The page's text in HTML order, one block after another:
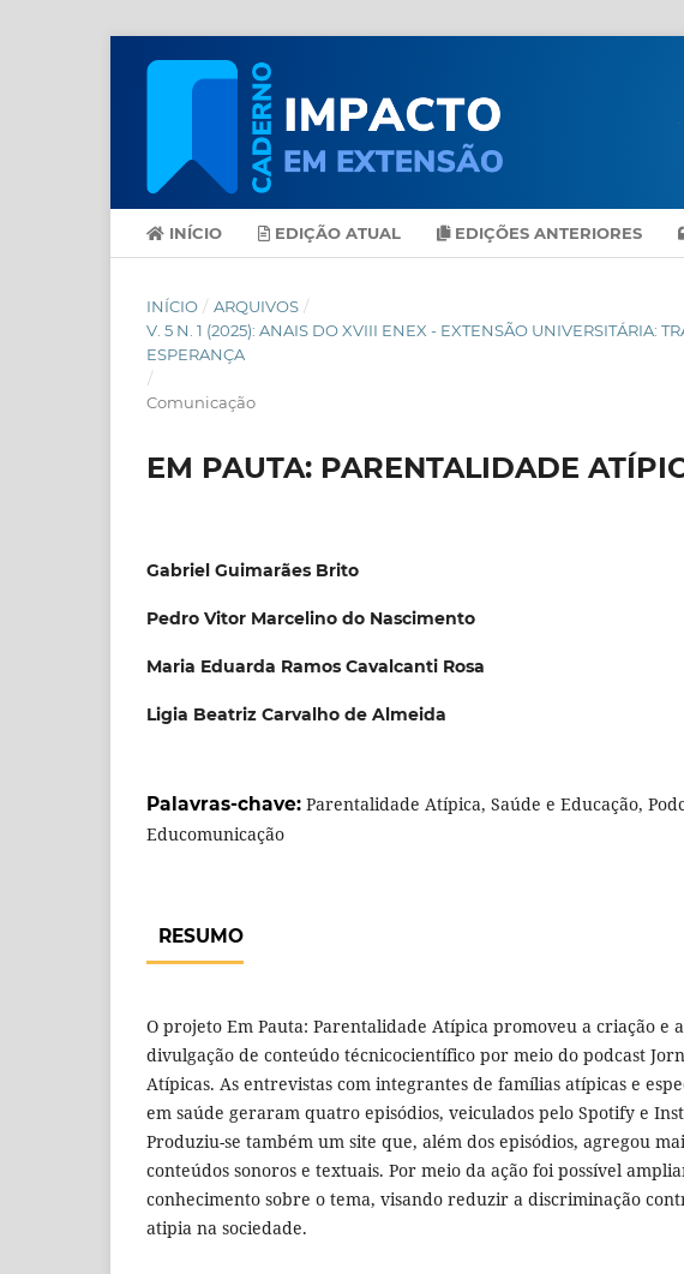
INÍCIO EDIÇÃO ATUAL EDIÇÕES ANTERIORES
INÍCIO / ARQUIVOS /
V. 5 N. 1 (2025): ANAIS DO XVIII ENEX - EXTENSÃO UNIVERSITÁRIA:
ESPERANÇA
/
Comunicação
EM PAUTA: PARENTALIDADE
Gabriel Guimarães Brito
Pedro Vitor Marcelino do Nascimento
Maria Eduarda Ramos Cavalcanti Rosa
Ligia Beatriz Carvalho de Almeida
Palavras-chave: Parentalidade Atípica, Saúde e Educação,
Educomunicação
RESUMO
O projeto Em Pauta: Parentalidade Atípica promoveu a criação e a
divulgação de conteúdo técnicocientífico por meio do podcast
Atípicas. As entrevistas com integrantes de famílias atípicas e
em saúde geraram quatro episódios, veiculados pelo Spotify e
Produziu-se também um site que, além dos episódios, agregou
conteúdos sonoros e textuais. Por meio da ação foi possível
conhecimento sobre o tema, visando reduzir a discriminação
atipia na sociedade.